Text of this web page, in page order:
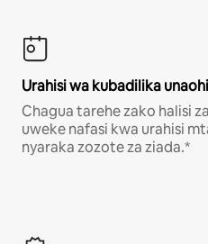
Urahisi wa kubadilika
Chagua tarehe zako halisi
uweke nafasi kwa urahisi
nyaraka zozote za ziada.*